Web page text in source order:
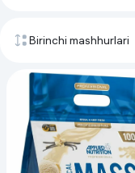
Birinchi mashhurlari